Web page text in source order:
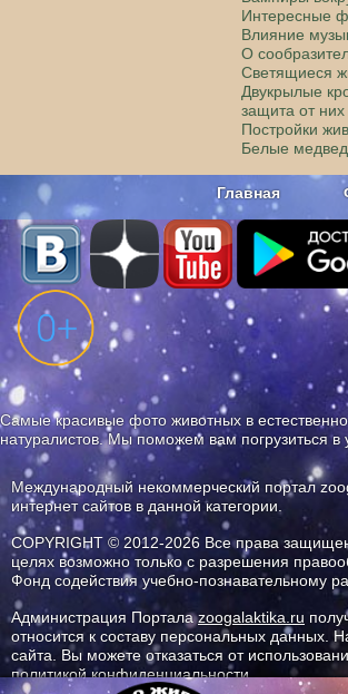
Интересные
Влияние
О
Светящиеся
Двукрылые
защита от них
Постройки
Белые
Главная
Наши
Самые красивые фото животных в
натуралистов. Мы поможем вам погрузиться
Международный некоммерческий портал
интернет сайтов в данной категории.
COPYRIGHT © 2012-2026 Все права
целях возможно только с разрешения
Фонд содействия учебно-познавательному
Администрация Порталаzoogalaktika.ru
относится к составу персональных
сайта. Вы можете отказаться от
политикой конфиденциальности.